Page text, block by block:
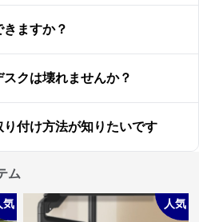
ますか？
クは壊れませんか？
り付け方法が知りたいです
ム
気 人気